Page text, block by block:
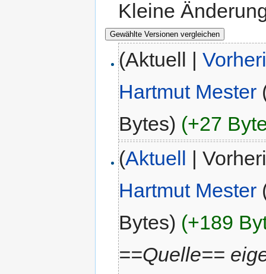
Kleine
(Aktuell |
Hartmut Mester
Bytes) (+27
(Aktuell |
Hartmut Mester
Bytes) (+189
==Quelle==